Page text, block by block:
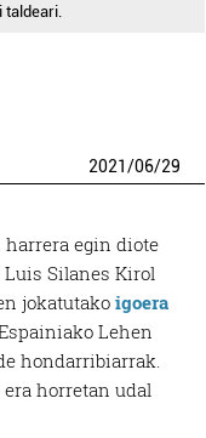
2021/06/29
egin diote
Luis Silanes Kirol
jokatutakoigoera
Lehen
hondarribiarrak.
horretan udal